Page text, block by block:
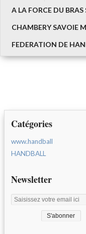
A LA FORCE DU
CHAMBERY SAVOIE
FEDERATION DE
Catégories
www.handball
HANDBALL
Newsletter